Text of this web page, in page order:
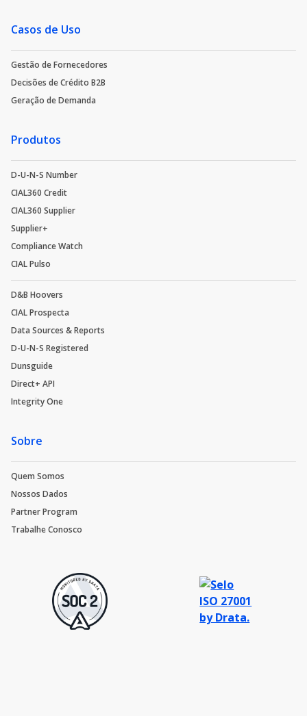
Casos de Uso
Gestão de Fornecedores
Decisões de Crédito B2B
Geração de Demanda
Produtos
D-U-N-S Number
CIAL360 Credit
CIAL360 Supplier
Supplier+
Compliance Watch
CIAL Pulso
D&B Hoovers
CIAL Prospecta
Data Sources & Reports
D-U-N-S Registered
Dunsguide
Direct+ API
Integrity One
Sobre
Quem Somos
Nossos Dados
Partner Program
Trabalhe Conosco